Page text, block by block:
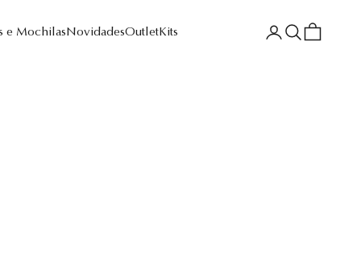
e Mochilas NovidadesOutlet Kits LoginPesquisar
Sacola